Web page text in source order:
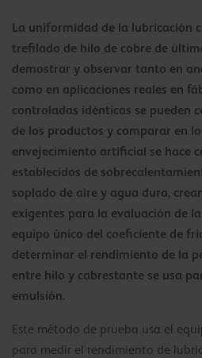
La uniformidad de la lubricación
trefilado de hilo de cobre de
demostrar y observar tanto en
como en aplicaciones reales en
controladas idénticas se pueden
de los productos y comparar en
envejecimiento artificial se hace
establecidos de
soplado de aire y agua dura,
exigentes para la evaluación de
equipo único del coeficiente de
determinar el rendimiento de la
entre hilo y cabrestante se usa
emulsión.
Este método de prueba usa el
para medir el rendimiento de